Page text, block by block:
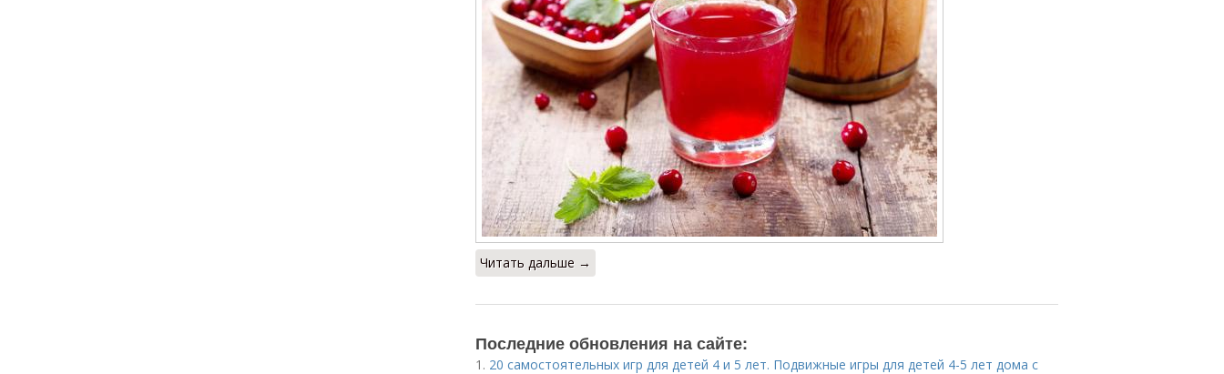
Читать дальше →
Последние обновления на сайте:
1. 20 самостоятельных игр для детей 4 и 5 лет. Подвижные игры для детей 4-5 лет дома с